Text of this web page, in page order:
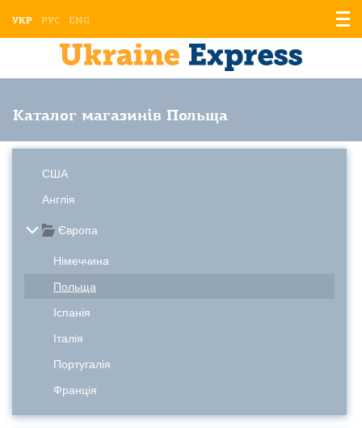
УКР РУС ENG
Каталог магазинів Польща
США
Англія
Європа
Німеччина
Польща
Іспанія
Італія
Португалія
Франція